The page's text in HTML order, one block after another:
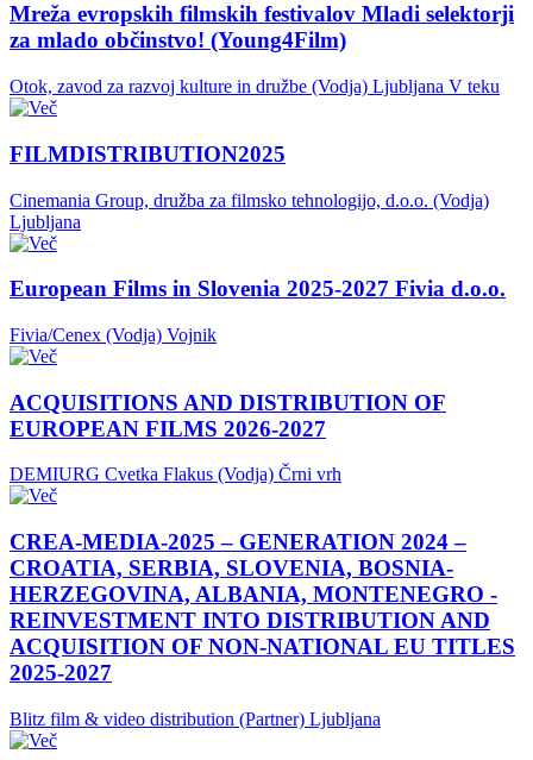
Mreža evropskih filmskih festivalov Mladi selektorji
za mlado občinstvo! (Young4Film)
Otok, zavod za razvoj kulture in družbe (Vodja) Ljubljana V teku
FILMDISTRIBUTION2025
Cinemania Group, družba za filmsko tehnologijo, d.o.o. (Vodja)
Ljubljana
European Films in Slovenia 2025-2027 Fivia d.o.o.
Fivia/Cenex (Vodja) Vojnik
ACQUISITIONS AND DISTRIBUTION OF
EUROPEAN FILMS 2026-2027
DEMIURG Cvetka Flakus (Vodja) Črni vrh
CREA-MEDIA-2025 – GENERATION 2024 –
CROATIA, SERBIA, SLOVENIA, BOSNIA-
HERZEGOVINA, ALBANIA, MONTENEGRO -
REINVESTMENT INTO DISTRIBUTION AND
ACQUISITION OF NON-NATIONAL EU TITLES
2025-2027
Blitz film & video distribution (Partner) Ljubljana